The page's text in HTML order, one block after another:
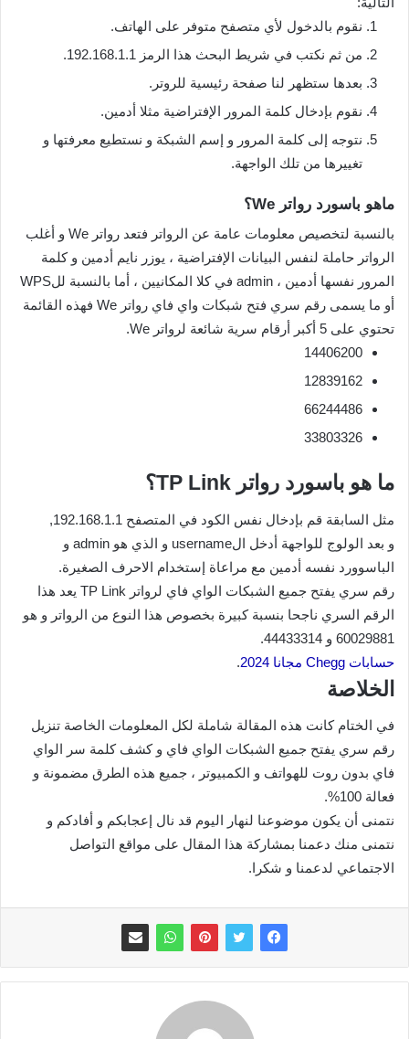
نقوم بالدخول لأي متصفح متوفر على الهاتف.
من ثم نكتب في شريط البحث هذا الرمز 192.168.1.1.
بعدها ستظهر لنا صفحة رئيسية للروتر.
نقوم بإدخال كلمة المرور الإفتراضية مثلا أدمين.
نتوجه إلى كلمة المرور و إسم الشبكة و نستطيع معرفتها و
تغييرها من تلك الواجهة.
ماهو باسورد رواتر We؟
بالنسبة لتخصيص معلومات عامة عن الرواتر فتعد رواتر We و أغلب
الرواتر حاملة لنفس البيانات الإفتراضية ، يوزر نايم أدمين و كلمة
المرور نفسها أدمين ، admin في كلا المكانيين ، أما بالنسبة للWPS
أو ما يسمى رقم سري فتح شبكات واي فاي رواتر We فهذه القائمة
تحتوي على 5 أكبر أرقام سرية شائعة لرواتر We.
14406200
12839162
66244486
33803326
ما هو باسورد رواتر TP Link؟
مثل السابقة قم بإدخال نفس الكود في المتصفح 192.168.1.1,
و بعد الولوج للواجهة أدخل الusername و الذي هو admin و
الباسوورد نفسه أدمين مع مراعاة إستخدام الاحرف الصغيرة.
رقم سري يفتح جميع الشبكات الواي فاي لرواتر TP Link يعد هذا
الرقم السري ناجحا بنسبة كبيرة بخصوص هذا النوع من الرواتر و هو
60029881 و 44433314.
حسابات Chegg مجانا 2024
.
الخلاصة
في الختام كانت هذه المقالة شاملة لكل المعلومات الخاصة تنزيل
رقم سري يفتح جميع الشبكات الواي فاي و كشف كلمة سر الواي
فاي بدون روت للهواتف و الكمبيوتر ، جميع هذه الطرق مضمونة و
فعالة 100%.
نتمنى أن يكون موضوعنا لنهار اليوم قد نال إعجابكم و أفادكم و
نتمنى منك دعمنا بمشاركة هذا المقال على مواقع التواصل
الاجتماعي لدعمنا و شكرا.